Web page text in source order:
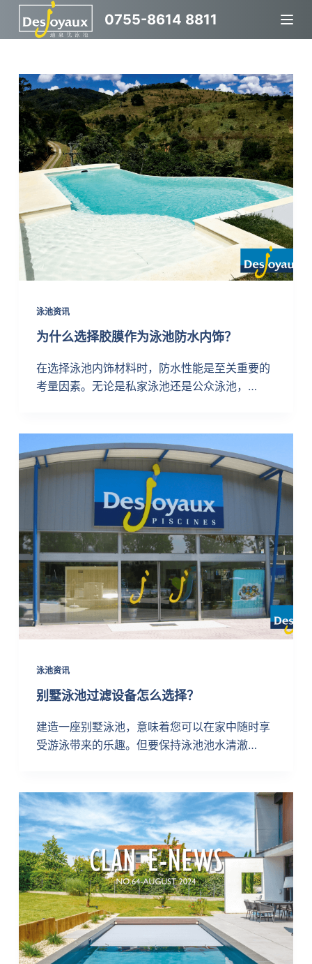
跳
过
容
0755-8614 8811
泳池资讯
为什么选择胶膜作为泳池防水内饰？
在选择泳池内饰材料时，防水性能是至关重要的
考量因素。无论是私家泳池还是公众泳池，…
泳池资讯
别墅泳池过滤设备怎么选择？
建造一座别墅泳池，意味着您可以在家中随时享
受游泳带来的乐趣。但要保持泳池池水清澈…